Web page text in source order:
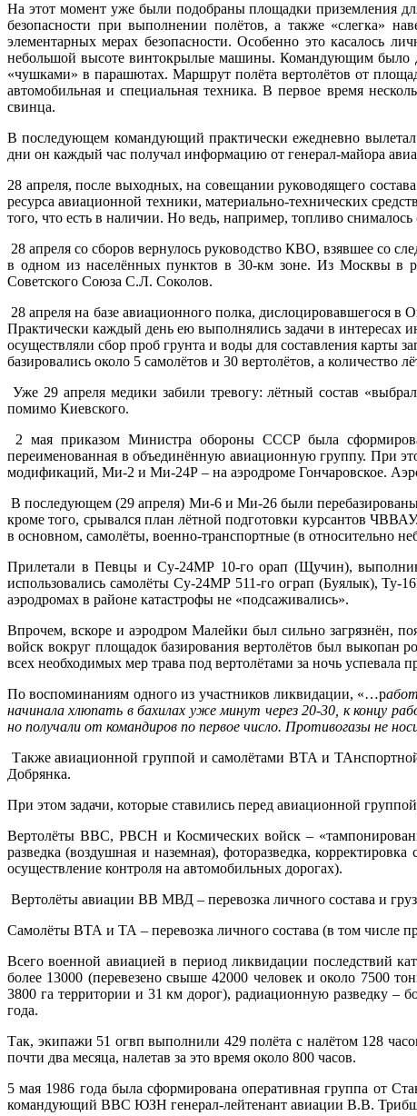
На этот момент уже были подобраны площадки приземления
безопасности при выполнении полётов, а также «слегка»
элементарных мерах безопасности. Особенно это касалось
небольшой высоте винтокрылые машины. Командующим было
«чушками» в парашютах. Маршрут полёта вертолётов от
автомобильная и специальная техника. В первое время
свинца.
В последующем командующий практически ежедневно вылетал
дни он каждый час получал информацию от генерал-майора
28 апреля, после выходных, на совещании руководящего
ресурса авиационной техники, материально-технических
того, что есть в наличии. Но ведь, например, топливо снималось
28 апреля со сборов вернулось руководство КВО, взявшее со
в одном из населённых пунктов в 30-км зоне. Из Москвы
Советского Союза С.Л. Соколов.
28 апреля на базе авиационного полка, дислоцировавшегося
Практически каждый день ею выполнялись задачи в интересах
осуществляли сбор проб грунта и воды для составления
базировались около 5 самолётов и 30 вертолётов, а количество
Уже 29 апреля медики забили тревогу: лётный состав
помимо Киевского.
2 мая приказом Министра обороны СССР была
переименованная в объединённую авиационную группу. При
модификаций, Ми-2 и Ми-24Р – на аэродроме Гончаровское.
В последующем (29 апреля) Ми-6 и Ми-26 были перебазированы
кроме того, срывался план лётной подготовки курсантов
в основном, самолёты, военно-транспортные (в относительно
Прилетали в Певцы и Су-24МР 10-го орап (Щучин),
использовались самолёты Су-24МР 511-го ограп (Буялык), Ту-
аэродромах в районе катастрофы не «подсаживались».
Впрочем, вскоре и аэродром Малейки был сильно загрязнён,
войск вокруг площадок базирования вертолётов был выкопан
всех необходимых мер трава под вертолётами за ночь успевала
По воспоминаниям одного из участников ликвидации, «…р
начинала хлюпать в бахилах уже минут через 20-30, к концу
но получали от командиров по первое число. Противогазы не
Также авиационной группой и самолётами ВТА и
Добрянка.
При этом задачи, которые ставились перед авиационной
Вертолёты ВВС, РВСН и Космических войск –
разведка (воздушная и наземная), фоторазведка,
осуществление контроля на автомобильных дорогах).
Вертолёты авиации ВВ МВД – перевозка личного состава и
Самолёты ВТА и ТА – перевозка личного состава (в том числе
Всего военной авиацией в период ликвидации последствий
более 13000 (перевезено свыше 42000 человек и около 7500
3800 га территории и 31 км дорог), радиационную разведку –
года.
Так, экипажи 51 огвп выполнили 429 полёта с налётом 128
почти два месяца, налетав за это время около 800 часов.
5 мая 1986 года была сформирована оперативная группа от
командующий ВВС ЮЗН генерал-лейтенант авиации В.В.